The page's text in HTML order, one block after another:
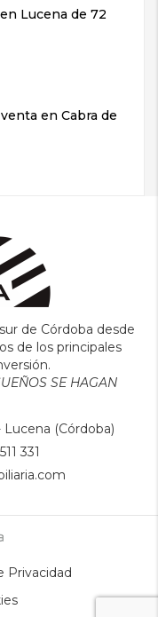
Lucena de 72
en Cabra de
de Córdoba desde
de los principales
SE HAGAN
(Córdoba)
331
Privacidad